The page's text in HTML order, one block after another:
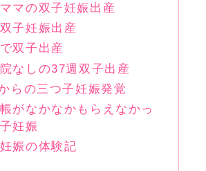
マの双子妊娠出産
子妊娠出産
双子出産
なしの37週双子出産
らの三つ子妊娠発覚
がなかなかもらえなかっ
妊娠
娠の体験記